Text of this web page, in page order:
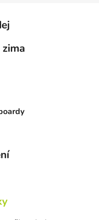
panel